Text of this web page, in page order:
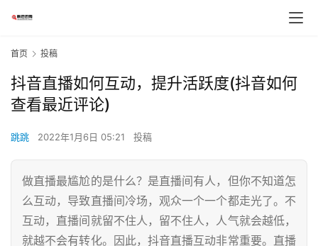
首页 投稿
抖音直播如何互动，提升活跃度(抖音如何
查看最近评论)
跳跳 2022年1月6日 05:21 投稿
做直播最尴尬的是什么？是直播间有人，但你不知道怎
么互动，导致直播间冷场，观众一个一个都走光了。不
互动，直播间就留不住人，留不住人，人气就会越低，
就越不会有转化。因此，抖音直播互动非常重要。直播